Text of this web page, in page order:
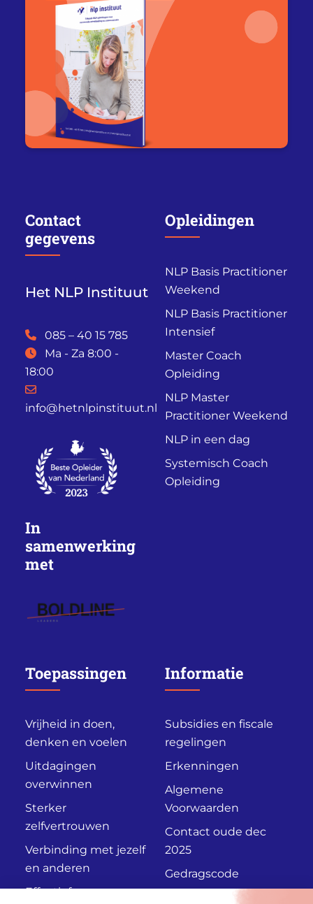
Contact
gegevens
Het NLP Instituut
085 – 40 15 785
Ma - Za 8:00 -
18:00
info@hetnlpinstituut.nl
In
samenwerking
met
Opleidingen
NLP Basis Practitioner
Weekend
NLP Basis Practitioner
Intensief
Master Coach
Opleiding
NLP Master
Practitioner Weekend
NLP in een dag
Systemisch Coach
Opleiding
Toepassingen
Vrijheid in doen,
denken en voelen
Uitdagingen
overwinnen
Sterker
zelfvertrouwen
Verbinding met jezelf
en anderen
Effectief
Informatie
Subsidies en fiscale
regelingen
Erkenningen
Algemene
Voorwaarden
Contact oude dec
2025
Gedragscode